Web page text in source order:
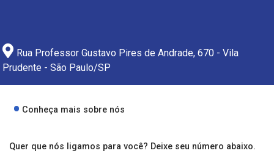
Rua Professor Gustavo Pires de Andrade, 670 - Vila
Prudente - São Paulo/SP
Conheça mais sobre nós
Quer que nós ligamos para você? Deixe seu número abaixo.